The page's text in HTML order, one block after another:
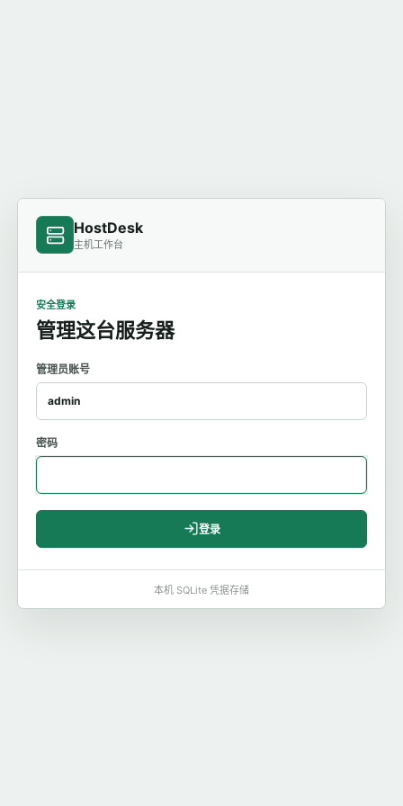
HostDesk
主机工作台
安全登录
管理这台服务器
管理员账号
密码
登录
本机 SQLite 凭据存储